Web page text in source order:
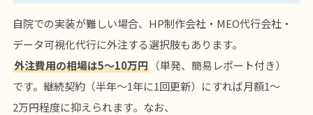
自院での実装が難しい場合、HP制作会社・MEO代行会社・
データ可視化代行に外注する選択肢もあります。
外注費用の相場は5〜10万円 （単発、簡易レポート付き）
です。継続契約（半年〜1年に1回更新）にすれば月額1〜
2万円程度に抑えられます。なお、